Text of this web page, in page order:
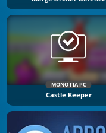
ΜΌΝΟ ΓΙΑ PC
Castle Keeper